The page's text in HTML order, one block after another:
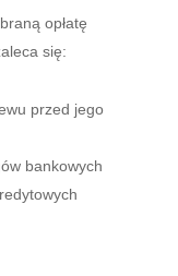
opłatę
się:
przed jego
bankowych